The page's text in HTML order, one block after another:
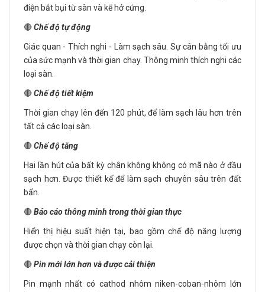
điện bắt bụi từ sàn và kẽ hở cứng.
🔴Chế độ tự động
Giác quan - Thích nghi - Làm sạch sâu. Sự cân bằng tối ưu
của sức mạnh và thời gian chạy. Thông minh thích nghi các
loại sàn.
🔴Chế độ tiết kiệm
Thời gian chạy lên đến 120 phút, để làm sạch lâu hơn trên
tất cả các loại sàn.
🔴Chế độ tăng
Hai lần hút của bất kỳ chân không không có mã nào ở đầu
sạch hơn. Được thiết kế để làm sạch chuyên sâu trên đất
bẩn.
🔴Báo cáo thông minh trong thời gian thực
Hiển thị hiệu suất hiện tại, bao gồm chế độ năng lượng
được chọn và thời gian chạy còn lại.
🔴Pin mới lớn hơn và được cải thiện
Pin mạnh nhất có cathod nhôm niken-coban-nhôm lớn